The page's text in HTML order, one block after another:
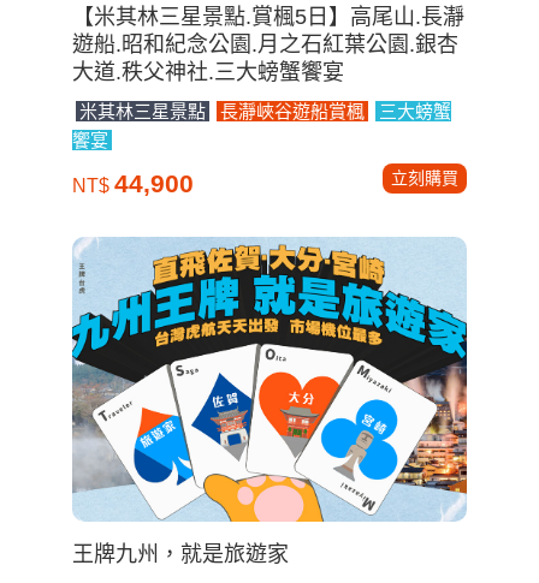
NT$44,900 立刻購買
王牌九州，就是旅遊家
NT$ 11,999 立刻購買